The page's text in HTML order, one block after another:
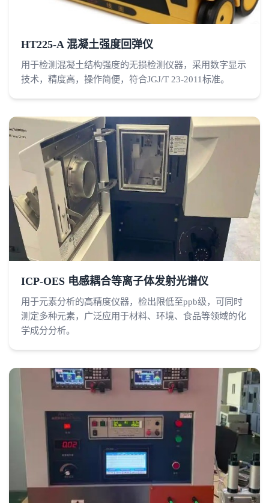
HT225-A 混凝土强度回弹仪
用于检测混凝土结构强度的无损检测仪器，采用数字显示
技术，精度高，操作简便，符合JGJ/T 23-2011标准。
ICP-OES 电感耦合等离子体发射光谱仪
用于元素分析的高精度仪器，检出限低至ppb级，可同时
测定多种元素，广泛应用于材料、环境、食品等领域的化
学成分分析。